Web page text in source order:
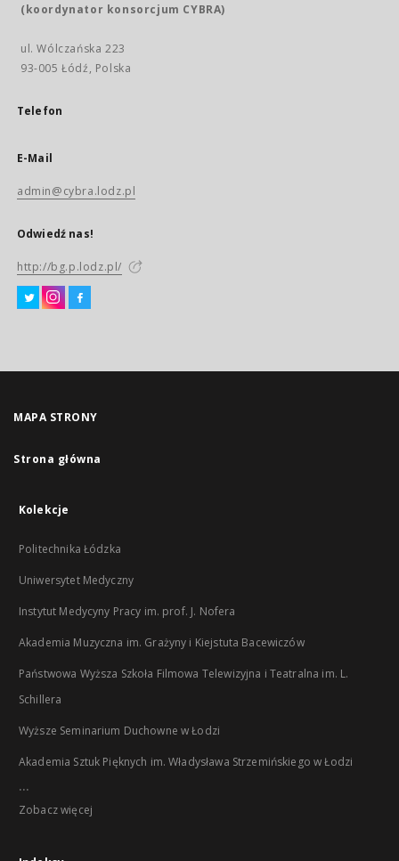
(koordynator konsorcjum CYBRA)
ul. Wólczańska 223
93-005 Łódź, Polska
Telefon
E-Mail
admin@cybra.lodz.pl
Odwiedź nas!
http://bg.p.lodz.pl/
MAPA STRONY
Strona główna
Kolekcje
Politechnika Łódzka
Uniwersytet Medyczny
Instytut Medycyny Pracy im. prof. J. Nofera
Akademia Muzyczna im. Grażyny i Kiejstuta Bacewiczów
Państwowa Wyższa Szkoła Filmowa Telewizyjna i Teatralna im. L.
Schillera
Wyższe Seminarium Duchowne w Łodzi
Akademia Sztuk Pięknych im. Władysława Strzemińskiego w Łodzi
...
Zobacz więcej